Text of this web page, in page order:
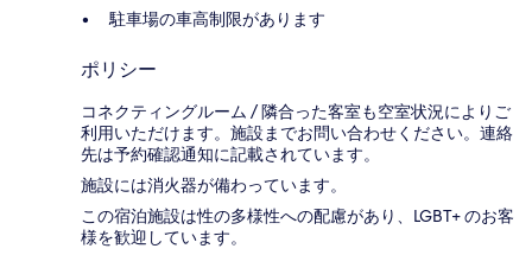
駐車場の車高制限があります
ポリシー
コネクティングルーム / 隣合った客室も空室状況によりご
利用いただけます。施設までお問い合わせください。連絡
先は予約確認通知に記載されています。
施設には消火器が備わっています。
この宿泊施設は性の多様性への配慮があり、LGBT+ のお客
様を歓迎しています。